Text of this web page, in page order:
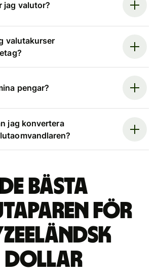
jag valutor?
valutakurser
pengar?
jag konvertera
De bästa
för
dollar